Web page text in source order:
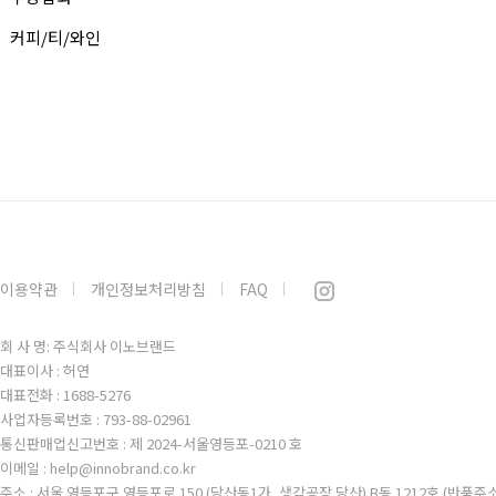
커피/티/와인
이용약관 개인정보처리방침 FAQ
회 사 명: 주식회사 이노브랜드
대표이사 : 허연
대표전화 : 1688-5276
사업자등록번호 : 793-88-02961
통신판매업신고번호 : 제 2024-서울영등포-0210 호
이메일 : help@innobrand.co.kr
주소 : 서울 영등포구 영등포로 150 (당산동1가, 생각공장 당산) B동 1212호 (반품주